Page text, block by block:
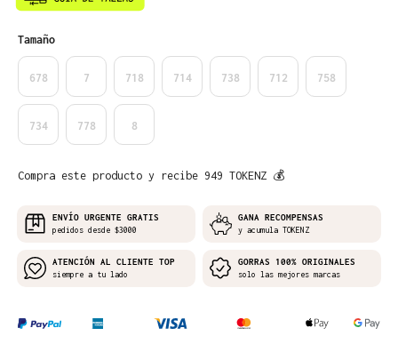
Seleccione
Tamaño
678 7 718 714 738 712 758
734 778 8
Compra este producto y recibe 949 TOKENZ 💰
ENVÍO URGENTE GRATIS
pedidos desde $3000
GANA RECOMPENSAS
y acumula TOKENZ
ATENCIÓN AL CLIENTE TOP
siempre a tu lado
GORRAS 100% ORIGINALES
solo las mejores marcas